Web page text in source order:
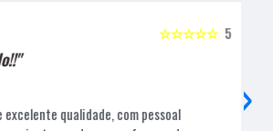
5
☆☆☆☆☆
qualidade, com pessoal
›